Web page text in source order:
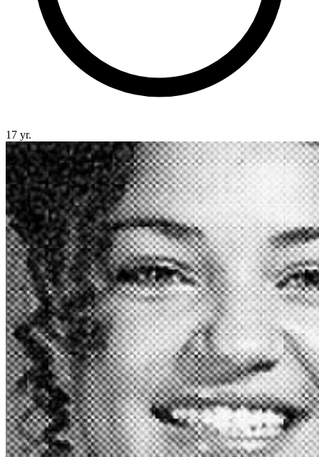
17 yr.